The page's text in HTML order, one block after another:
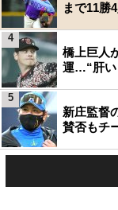
まで11勝
橋上巨人
運…“肝い
4
新庄監督
賛否もチ
5